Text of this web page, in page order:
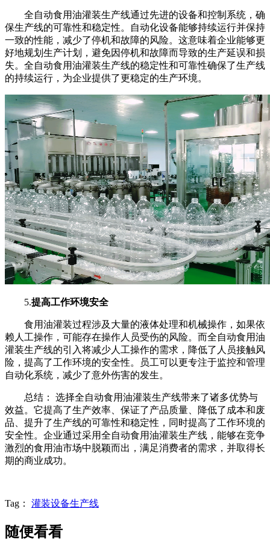
全自动食用油灌装生产线通过先进的设备和控制系统，确
保生产线的可靠性和稳定性。自动化设备能够持续运行并保持
一致的性能，减少了停机和故障的风险。这意味着企业能够更
好地规划生产计划，避免因停机和故障而导致的生产延误和损
失。全自动食用油灌装生产线的稳定性和可靠性确保了生产线
的持续运行，为企业提供了更稳定的生产环境。
5.提高工作环境安全
食用油灌装过程涉及大量的液体处理和机械操作，如果依
赖人工操作，可能存在操作人员受伤的风险。而全自动食用油
灌装生产线的引入将减少人工操作的需求，降低了人员接触风
险，提高了工作环境的安全性。员工可以更专注于监控和管理
自动化系统，减少了意外伤害的发生。
总结： 选择全自动食用油灌装生产线带来了诸多优势与
效益。它提高了生产效率、保证了产品质量、降低了成本和废
品、提升了生产线的可靠性和稳定性，同时提高了工作环境的
安全性。企业通过采用全自动食用油灌装生产线，能够在竞争
激烈的食用油市场中脱颖而出，满足消费者的需求，并取得长
期的商业成功。
Tag： 灌装设备生产线
随便看看